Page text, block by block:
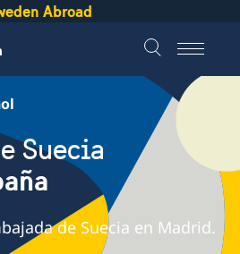
Abroad
Suecia
de Suecia en Madrid.